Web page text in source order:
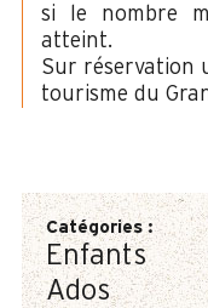
si le nombre
atteint.
Sur réservation
tourisme du
Catégories:
Enfants
Ados